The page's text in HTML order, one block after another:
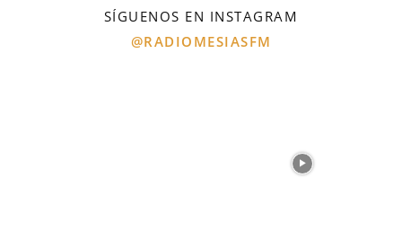
SÍGUENOS EN INSTAGRAM
@RADIOMESIASFM